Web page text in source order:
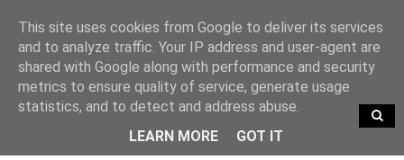
TRENDING
This site uses cookies from Google to deliver its services
and to analyze traffic. Your IP address and user-agent are
shared with Google along with performance and security
metrics to ensure quality of service, generate usage
statistics, and to detect and address abuse.
LEARN MORE
GOT IT